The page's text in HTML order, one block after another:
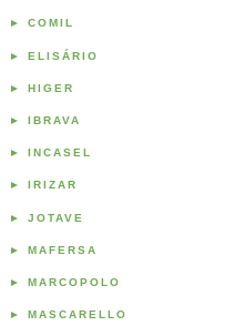
► COMIL
► ELISÁRIO
► HIGER
► IBRAVA
► INCASEL
► IRIZAR
► JOTAVE
► MAFERSA
► MARCOPOLO
► MASCARELLO